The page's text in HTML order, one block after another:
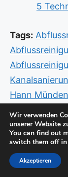
5
Tags:
Hann
Nord
Sanitär
Notdienst
Notdienst
© Copyright
Wir verwenden
unserer Website
You can find out
switch them off in
Akzeptieren